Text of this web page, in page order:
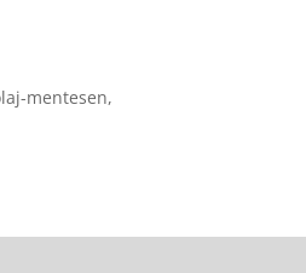
mentesen,